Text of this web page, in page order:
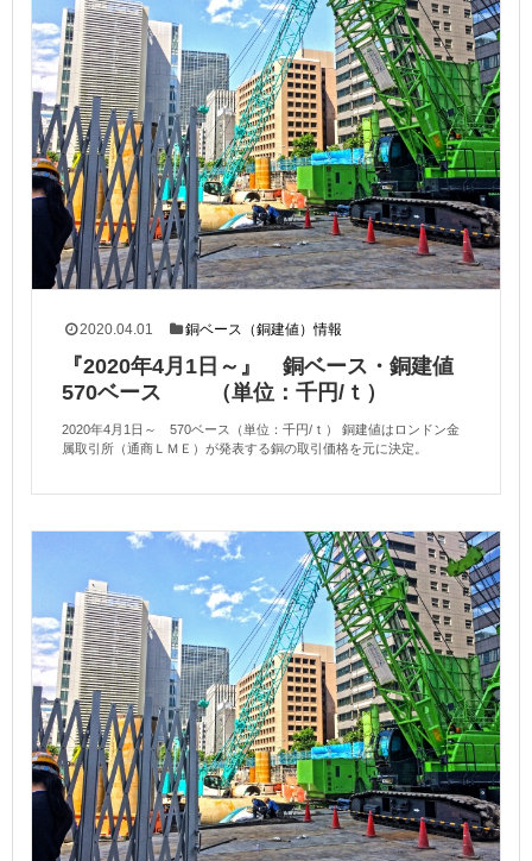
2020.04.01 銅ベース（銅建値）情報
『2020年4月1日～』 銅ベース・銅建値
570ベース （単位：千円/ｔ）
2020年4月1日～ 570ベース（単位：千円/ｔ） 銅建値はロンドン金
属取引所（通商ＬＭＥ）が発表する銅の取引価格を元に決定。